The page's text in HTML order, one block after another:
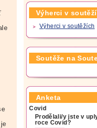
Výherci v
Výherci v soutěžích
Soutěže na
Anketa
Covid
Prodělali/y jste v
roce Covid?